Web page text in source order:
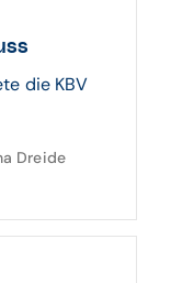
die KBV
Dreide